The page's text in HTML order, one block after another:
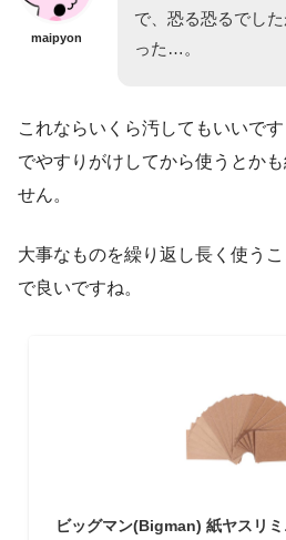
maipyon
で、恐る恐るでし
った…。
これならいくら汚してもいいで
でやすりがけしてから使うとか
せん。
大事なものを繰り返し長く使うこ
で良いですね。
ビッグマン(Bigman) 紙ヤスリミ